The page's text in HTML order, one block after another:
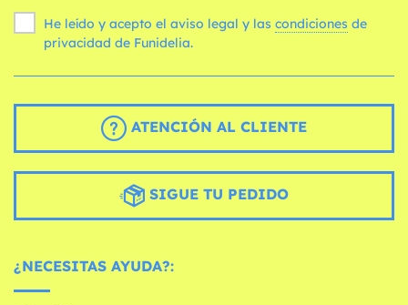
He leído y acepto el aviso legal y las condiciones
privacidad de Funidelia.
ATENCIÓN AL CLIENTE
SIGUE TU PEDIDO
¿NECESITAS AYUDA?: